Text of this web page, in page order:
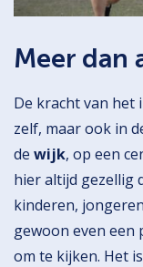
Meer dan
De kracht van
zelf, maar ook in
de wijk, op een
hier altijd gezellig
kinderen,
gewoon even een
om te kijken. Het